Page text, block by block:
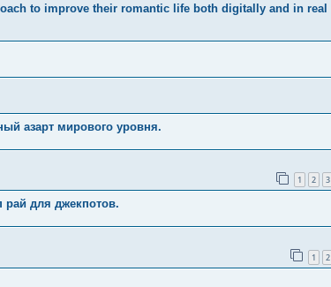
to improve their romantic life both digitally and in real
азарт мирового уровня.
1 2 3
рай для джекпотов.
1 2